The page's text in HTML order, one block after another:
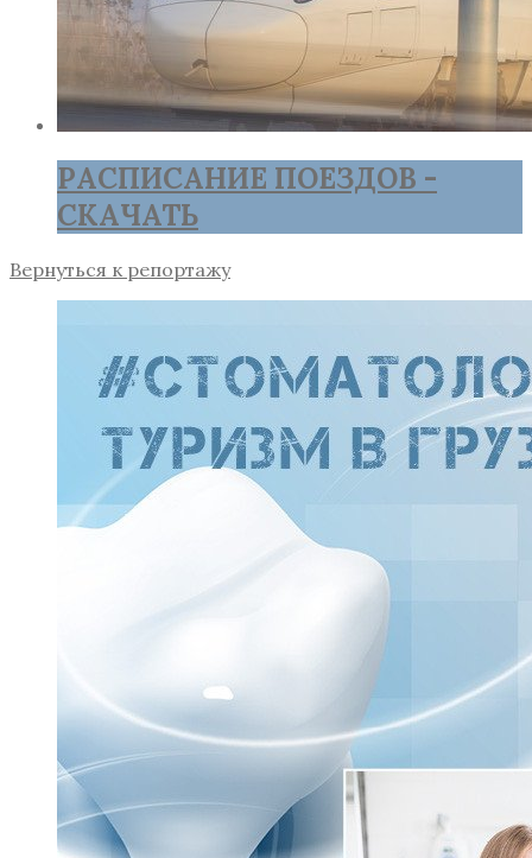
РАСПИСАНИЕ ПОЕЗДОВ -
СКАЧАТЬ
Вернуться к репортажу